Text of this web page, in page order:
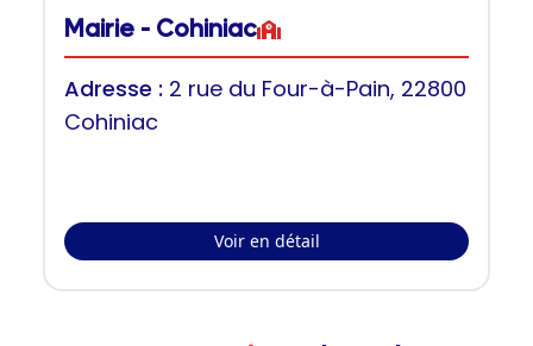
Mairie - Cohiniac
Adresse : 2 rue du Four-à-Pain, 22800
Cohiniac
Voir en détail